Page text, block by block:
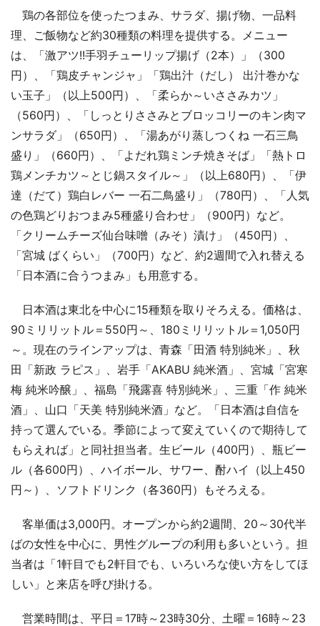
鶏の各部位を使ったつまみ、サラダ、揚げ物、一品料
理、ご飯物など約30種類の料理を提供する。メニュー
は、「激アツ!!手羽チューリップ揚げ（2本）」（300
円）、「鶏皮チャンジャ」「鶏出汁（だし） 出汁巻かな
い玉子」（以上500円）、「柔らか～いささみカツ」
（560円）、「しっとりささみとブロッコリーのキン肉マ
ンサラダ」（650円）、「湯あがり蒸しつくね 一石三鳥
盛り」（660円）、「よだれ鶏ミンチ焼きそば」「熱トロ
鶏メンチカツ～とじ鍋スタイル～」（以上680円）、「伊
達（だて）鶏白レバー 一石二鳥盛り」（780円）、「人気
の色鶏どりおつまみ5種盛り合わせ」（900円）など。
「クリームチーズ仙台味噌（みそ）漬け」（450円）、
「宮城 ばくらい」（700円）など、約2週間で入れ替える
「日本酒に合うつまみ」も用意する。
日本酒は東北を中心に15種類を取りそろえる。価格は、
90ミリリットル＝550円～、180ミリリットル＝1,050円
～。現在のラインアップは、青森「田酒 特別純米」、秋
田「新政 ラピス」、岩手「AKABU 純米酒」、宮城「宮寒
梅 純米吟醸」、福島「飛露喜 特別純米」、三重「作 純米
酒」、山口「天美 特別純米酒」など。「日本酒は自信を
持って選んでいる。季節によって変えていくので期待して
もらえれば」と同社担当者。生ビール（400円）、瓶ビー
ル（各600円）、ハイボール、サワー、酎ハイ（以上450
円～）、ソフトドリンク（各360円）もそろえる。
客単価は3,000円。オープンから約2週間、20～30代半
ばの女性を中心に、男性グループの利用も多いという。担
当者は「1軒目でも2軒目でも、いろいろな使い方をしてほ
しい」と来店を呼び掛ける。
営業時間は、平日＝17時～23時30分、土曜＝16時～23